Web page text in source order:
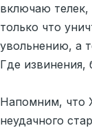
включаю
только что
увольнению, а
Где извинения,
Напомним, что
неудачного